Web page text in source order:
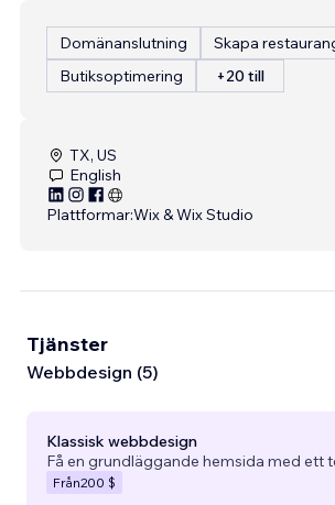
Domänanslutning
Skapa
Butiksoptimering
+20 till
TX, US
English
Plattformar:Wix & Wix Studio
Tjänster
Webbdesign (5)
Klassisk webbdesign
Få en grundläggande hemsida med ett
Från200 $